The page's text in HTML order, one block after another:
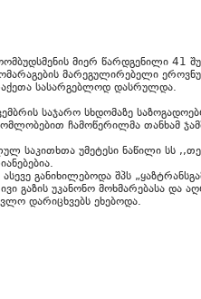
მიერ წარდგენილი 41
მარეგულირებელი
სასარგებლოდ დასრულდა.
საჯარო სხდომაზე
ჩამოწერილმა თანხამ
საკითხთა უმეტესი ნაწილი სს
ასევე განიხილებოდა შპს
გაზის უკანონო მოხმარებასა და
დარიცხვებს ეხებოდა.